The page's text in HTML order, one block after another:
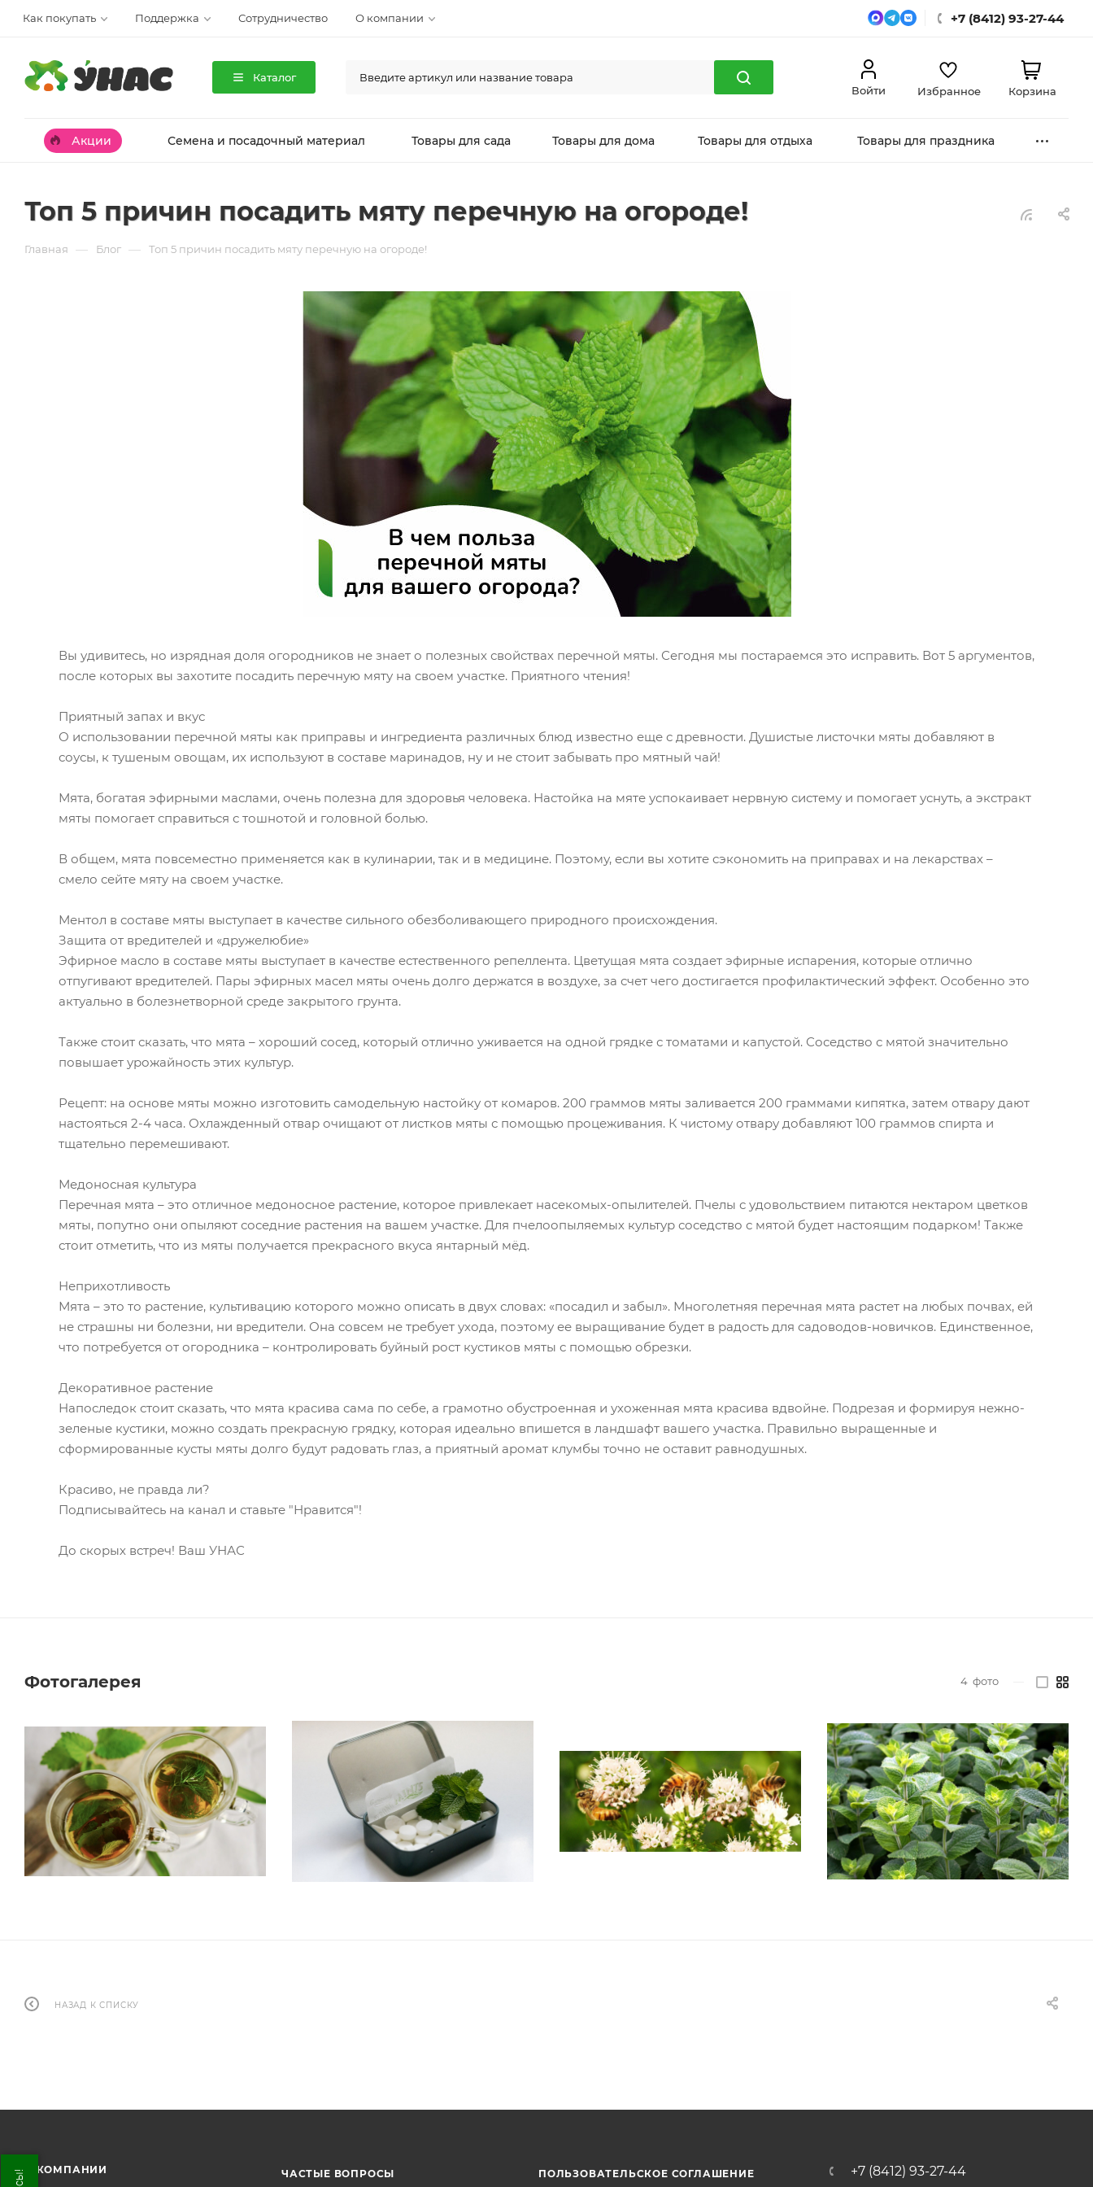
Как покупать Поддержка Сотрудничество О компании +7 (8412) 93-27-44
Каталог
Войти
Избранное Корзина
Акции Семена и посадочный материал Товары для сада Товары для дома Товары для отдыха Товары для праздника
Топ 5 причин посадить мяту перечную на огороде!
Главная — Блог — Топ 5 причин посадить мяту перечную на огороде!
Вы удивитесь, но изрядная доля огородников не знает о полезных свойствах перечной мяты. Сегодня мы постараемся это исправить. Вот 5 аргументов,
после которых вы захотите посадить перечную мяту на своем участке. Приятного чтения!
Приятный запах и вкус
О использовании перечной мяты как приправы и ингредиента различных блюд известно еще с древности. Душистые листочки мяты добавляют в
соусы, к тушеным овощам, их используют в составе маринадов, ну и не стоит забывать про мятный чай!
Мята, богатая эфирными маслами, очень полезна для здоровья человека. Настойка на мяте успокаивает нервную систему и помогает уснуть, а экстракт
мяты помогает справиться с тошнотой и головной болью.
В общем, мята повсеместно применяется как в кулинарии, так и в медицине. Поэтому, если вы хотите сэкономить на приправах и на лекарствах –
смело сейте мяту на своем участке.
Ментол в составе мяты выступает в качестве сильного обезболивающего природного происхождения.
Защита от вредителей и «дружелюбие»
Эфирное масло в составе мяты выступает в качестве естественного репеллента. Цветущая мята создает эфирные испарения, которые отлично
отпугивают вредителей. Пары эфирных масел мяты очень долго держатся в воздухе, за счет чего достигается профилактический эффект. Особенно это
актуально в болезнетворной среде закрытого грунта.
Также стоит сказать, что мята – хороший сосед, который отлично уживается на одной грядке с томатами и капустой. Соседство с мятой значительно
повышает урожайность этих культур.
Рецепт: на основе мяты можно изготовить самодельную настойку от комаров. 200 граммов мяты заливается 200 граммами кипятка, затем отвару дают
настояться 2-4 часа. Охлажденный отвар очищают от листков мяты с помощью процеживания. К чистому отвару добавляют 100 граммов спирта и
тщательно перемешивают.
Медоносная культура
Перечная мята – это отличное медоносное растение, которое привлекает насекомых-опылителей. Пчелы с удовольствием питаются нектаром цветков
мяты, попутно они опыляют соседние растения на вашем участке. Для пчелоопыляемых культур соседство с мятой будет настоящим подарком! Также
стоит отметить, что из мяты получается прекрасного вкуса янтарный мёд.
Неприхотливость
Мята – это то растение, культивацию которого можно описать в двух словах: «посадил и забыл». Многолетняя перечная мята растет на любых почвах, ей
не страшны ни болезни, ни вредители. Она совсем не требует ухода, поэтому ее выращивание будет в радость для садоводов-новичков. Единственное,
что потребуется от огородника – контролировать буйный рост кустиков мяты с помощью обрезки.
Декоративное растение
Напоследок стоит сказать, что мята красива сама по себе, а грамотно обустроенная и ухоженная мята красива вдвойне. Подрезая и формируя нежно-
зеленые кустики, можно создать прекрасную грядку, которая идеально впишется в ландшафт вашего участка. Правильно выращенные и
сформированные кусты мяты долго будут радовать глаз, а приятный аромат клумбы точно не оставит равнодушных.
Красиво, не правда ли?
Подписывайтесь на канал и ставьте "Нравится"!
До скорых встреч! Ваш УНАС
Фотогалерея 4 фото
НАЗАД К СПИСКУ
О КОМПАНИИ ЧАСТЫЕ ВОПРОСЫ ПОЛЬЗОВАТЕЛЬСКОЕ СОГЛАШЕНИЕ +7 (8412) 93-27-44